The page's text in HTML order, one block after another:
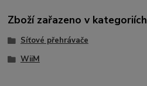
Zboží zařazeno v kategoriích
Síťové přehrávače
WiiM